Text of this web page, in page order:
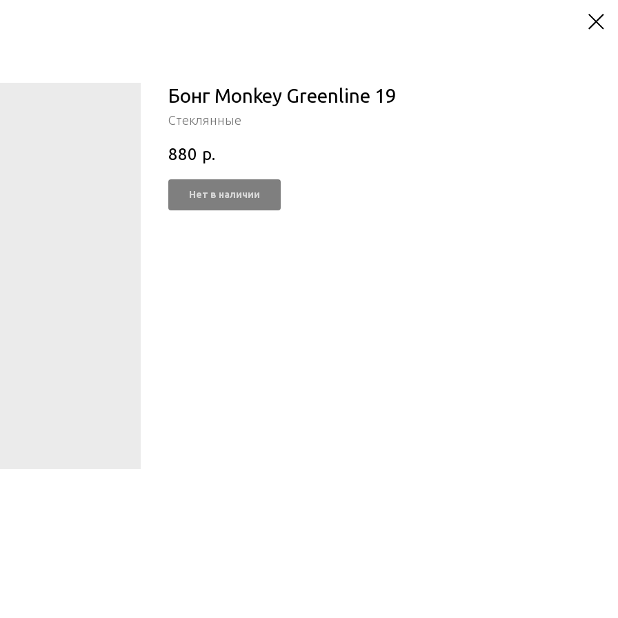
Бонг Monkey Greenline 19
Стеклянные
880 р.
Нет в наличии